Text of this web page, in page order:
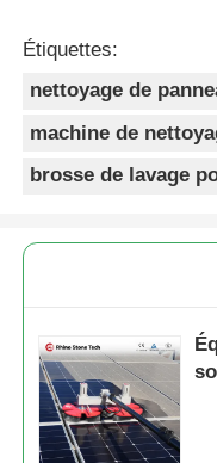
Étiquettes:
nettoyage de
machine de
brosse de lavage